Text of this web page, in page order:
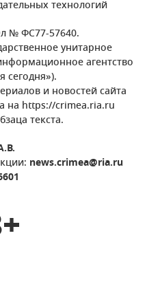
технологий
№ ФС77-57640.
унитарное
агентство
сегодня»).
и новостей сайта
на https://crimea.ria.ru
текста.
news.crimea@ria.ru